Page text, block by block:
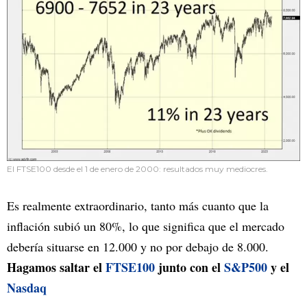
El FTSE100 desde el 1 de enero de 2000: resultados muy mediocres.
Es realmente extraordinario, tanto más cuanto que la
inflación subió un 80%, lo que significa que el mercado
debería situarse en 12.000 y no por debajo de 8.000.
Hagamos saltar elFTSE100 junto con elS&P500y el
Nasdaq